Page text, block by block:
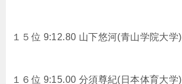
１５位 9:12.80 山下悠河(青山学院大学)
１６位 9:15.00 分須尊紀(日本体育大学)